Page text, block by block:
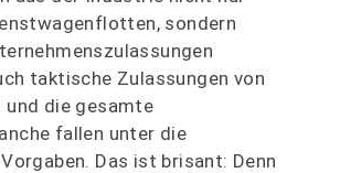
sondern
taktische Zulassungen von
und die gesamte
fallen unter die
Das ist brisant: Denn